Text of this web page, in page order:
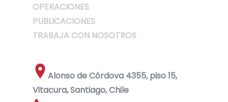
OPERACIONES
PUBLICACIONES
TRABAJA CON NOSOTROS
Alonso de Córdova 4355, piso 15,
Vitacura, Santiago, Chile